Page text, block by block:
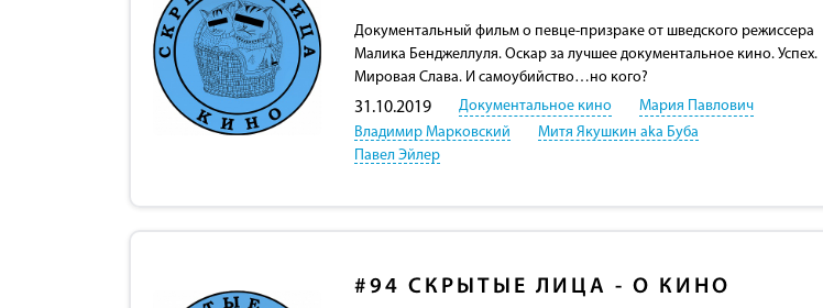
Документальный фильм о певце-призраке от шведского режиссера
Малика Бенджеллуля. Оскар за лучшее документальное кино. Успех.
Мировая Слава. И самоубийство…но кого?
31.10.2019 Документальное кино
Мария Павлович
Владимир Марковский
Митя Якушкин aka Буба
Павел Эйлер
#94 СКРЫТЫЕ ЛИЦА - О КИНО